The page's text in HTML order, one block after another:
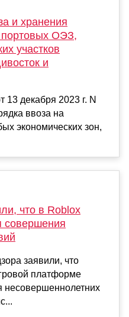
и хранения
портовых ОЭЗ,
участков
и
декабря 2023 г. N
ввоза на
экономических зон,
что в Roblox
совершения
заявили, что
платформе